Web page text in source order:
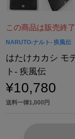
この商品は販売終
NARUTO-ナルト- 疾風伝
はたけカカシ モ
ト- 疾風伝
¥10,780
送料一律1,000円